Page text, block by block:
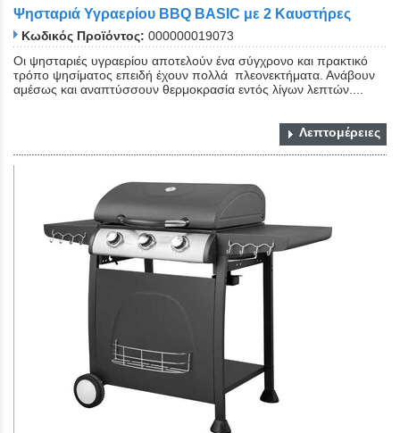
Ψησταριά Υγραερίου BBQ BASIC με 2 Καυστήρες
Κωδικός Προϊόντος: 000000019073
Οι ψησταριές υγραερίου αποτελούν ένα σύγχρονο και πρακτικό
τρόπο ψησίματος επειδή έχουν πολλά πλεονεκτήματα. Ανάβουν
αμέσως και αναπτύσσουν θερμοκρασία εντός λίγων λεπτών....
Λεπτομέρειες